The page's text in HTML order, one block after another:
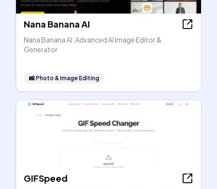
Nana Banana AI
Nana Banana AI: Advanced AI Image Editor &
Generator
📸Photo & Image Editing
GIFSpeed